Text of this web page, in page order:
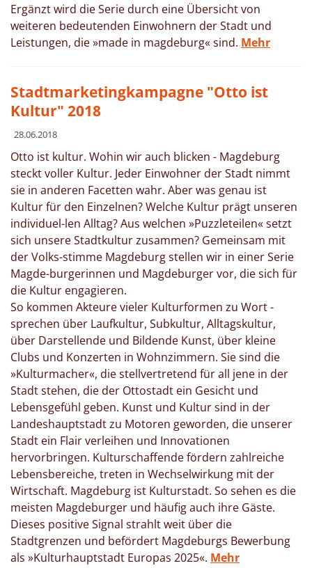
Ergänzt wird die Serie durch eine Übersicht von
weiteren bedeutenden Einwohnern der Stadt und
Leistungen, die »made in magdeburg« sind. Mehr
Stadtmarketingkampagne "Otto ist
Kultur" 2018
28.06.2018
Otto ist kultur. Wohin wir auch blicken - Magdeburg
steckt voller Kultur. Jeder Einwohner der Stadt nimmt
sie in anderen Facetten wahr. Aber was genau ist
Kultur für den Einzelnen? Welche Kultur prägt unseren
individuel-len Alltag? Aus welchen »Puzzleteilen« setzt
sich unsere Stadtkultur zusammen? Gemeinsam mit
der Volks-stimme Magdeburg stellen wir in einer Serie
Magde-burgerinnen und Magdeburger vor, die sich für
die Kultur engagieren.
So kommen Akteure vieler Kulturformen zu Wort -
sprechen über Laufkultur, Subkultur, Alltagskultur,
über Darstellende und Bildende Kunst, über kleine
Clubs und Konzerten in Wohnzimmern. Sie sind die
»Kulturmacher«, die stellvertretend für all jene in der
Stadt stehen, die der Ottostadt ein Gesicht und
Lebensgefühl geben. Kunst und Kultur sind in der
Landeshauptstadt zu Motoren geworden, die unserer
Stadt ein Flair verleihen und Innovationen
hervorbringen. Kulturschaffende fördern zahlreiche
Lebensbereiche, treten in Wechselwirkung mit der
Wirtschaft. Magdeburg ist Kulturstadt. So sehen es die
meisten Magdeburger und häufig auch ihre Gäste.
Dieses positive Signal strahlt weit über die
Stadtgrenzen und befördert Magdeburgs Bewerbung
als »Kulturhauptstadt Europas 2025«. Mehr